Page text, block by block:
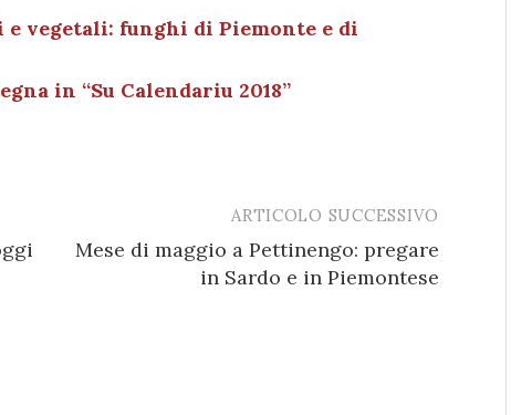
vegetali: funghi di Piemonte e di
in “Su Calendariu 2018”
ARTICOLO SUCCESSIVO
Mese di maggio a Pettinengo: pregare
in Sardo e in Piemontese